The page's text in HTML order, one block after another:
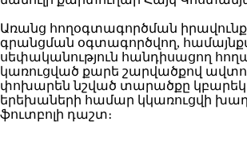
Առանց հողօգտագործման
գրանցման օգտագործվող,
սեփականություն հանդիսացող
կառուցված քարե շարվածքով
փոխարեն նշված տարածքը
երեխաների համար կկառուցվի
ֆուտբոլի դաշտ։